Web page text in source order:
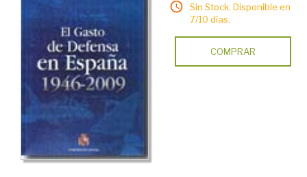
Sin Stock. Disponible en
7/10 días.
COMPRAR